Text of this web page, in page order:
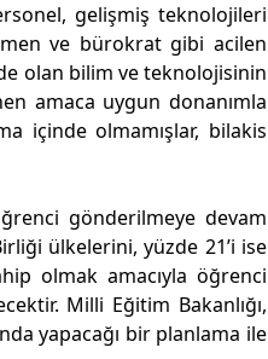
gelişmiş teknolojileri
ve bürokrat gibi acilen
olan bilim ve teknolojisinin
amaca uygun donanımla
içinde olmamışlar, bilakis
gönderilmeye devam
ülkelerini, yüzde 21’i ise
olmak amacıyla öğrenci
Milli Eğitim Bakanlığı,
yapacağı bir planlama ile